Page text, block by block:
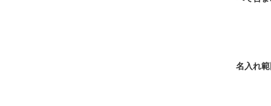
名入れ